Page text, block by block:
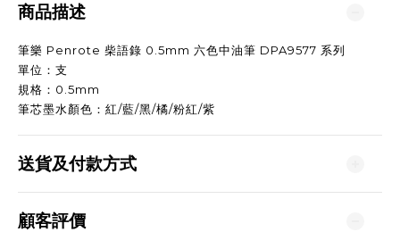
商品描述
筆樂 Penrote 柴語錄 0.5mm 六色中油筆 DPA9577 系列
單位：支
規格：0.5mm
筆芯墨水顏色：紅/藍/黑/橘/粉紅/紫
送貨及付款方式
顧客評價